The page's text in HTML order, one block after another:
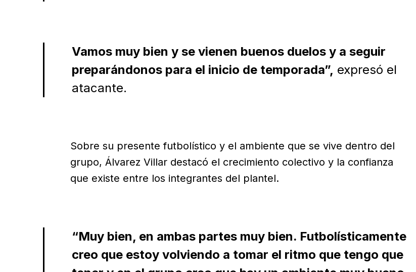
Vamos muy bien y se vienen buenos duelos y a seguir
preparándonos para el inicio de temporada”, expresó el
atacante.
Sobre su presente futbolístico y el ambiente que se vive dentro del
grupo, Álvarez Villar destacó el crecimiento colectivo y la confianza
que existe entre los integrantes del plantel.
“Muy bien, en ambas partes muy bien. Futbolísticamente
creo que estoy volviendo a tomar el ritmo que tengo que